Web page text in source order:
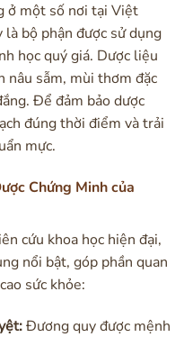
ở một số nơi tại Việt
là bộ phận được sử dụng
học quý giá. Dược liệu
nâu sẫm, mùi thơm đặc
Để đảm bảo dược
đúng thời điểm và trải
mực.
Chứng Minh của
cứu khoa học hiện đại,
nổi bật, góp phần quan
sức khỏe:
Đương quy được mệnh